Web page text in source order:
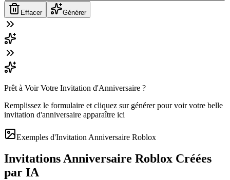
Effacer Générer
Prêt à Voir Votre Invitation d'Anniversaire ?
Remplissez le formulaire et cliquez sur générer pour voir votre belle
invitation d'anniversaire apparaître ici
Exemples d'Invitation Anniversaire Roblox
Invitations Anniversaire Roblox Créées
par IA